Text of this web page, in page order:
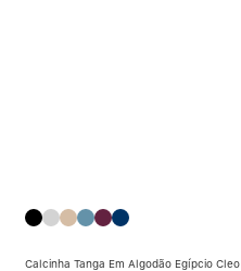
Calcinha Tanga Em Algodão Egípcio Cleo